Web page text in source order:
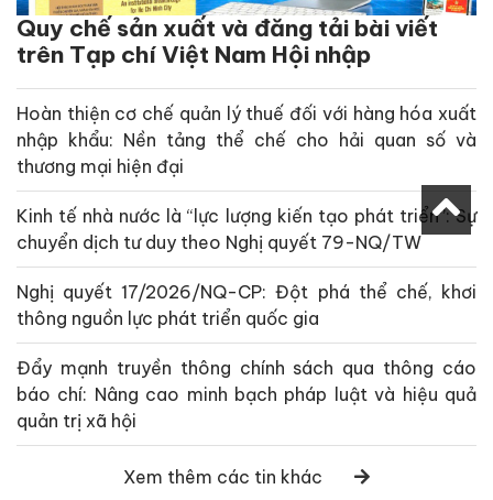
Quy chế sản xuất và đăng tải bài viết
trên Tạp chí Việt Nam Hội nhập
Hoàn thiện cơ chế quản lý thuế đối với hàng hóa xuất
nhập khẩu: Nền tảng thể chế cho hải quan số và
thương mại hiện đại
Kinh tế nhà nước là “lực lượng kiến tạo phát triển”: Sự
chuyển dịch tư duy theo Nghị quyết 79-NQ/TW
Nghị quyết 17/2026/NQ-CP: Đột phá thể chế, khơi
thông nguồn lực phát triển quốc gia
Đẩy mạnh truyền thông chính sách qua thông cáo
báo chí: Nâng cao minh bạch pháp luật và hiệu quả
quản trị xã hội
Xem thêm các tin khác